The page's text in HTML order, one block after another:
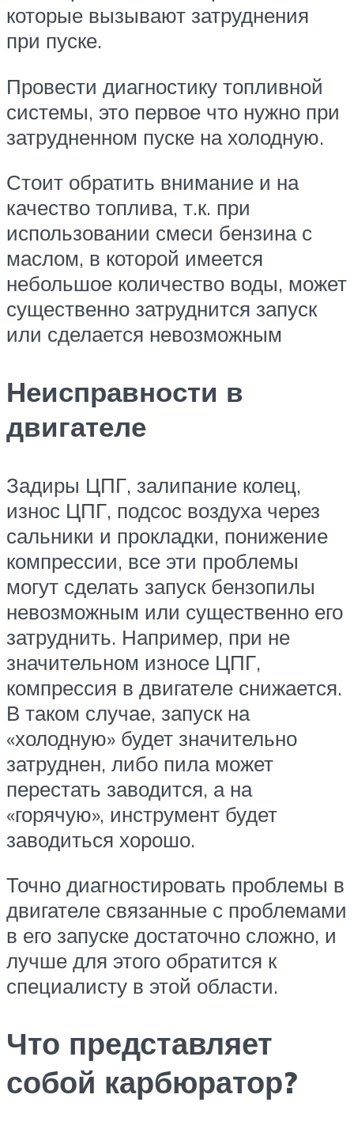
которые вызывают затруднения
при пуске.
Провести диагностику топливной
системы, это первое что нужно при
затрудненном пуске на холодную.
Стоит обратить внимание и на
качество топлива, т.к. при
использовании смеси бензина с
маслом, в которой имеется
небольшое количество воды, может
существенно затруднится запуск
или сделается невозможным
Неисправности в
двигателе
Задиры ЦПГ, залипание колец,
износ ЦПГ, подсос воздуха через
сальники и прокладки, понижение
компрессии, все эти проблемы
могут сделать запуск бензопилы
невозможным или существенно его
затруднить. Например, при не
значительном износе ЦПГ,
компрессия в двигателе снижается.
В таком случае, запуск на
«холодную» будет значительно
затруднен, либо пила может
перестать заводится, а на
«горячую», инструмент будет
заводиться хорошо.
Точно диагностировать проблемы в
двигателе связанные с проблемами
в его запуске достаточно сложно, и
лучше для этого обратится к
специалисту в этой области.
Что представляет
собой карбюратор?